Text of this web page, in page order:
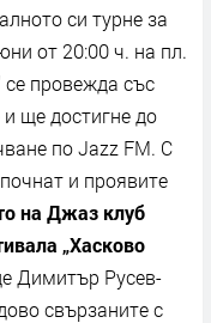
си турне за
от 20:00 ч. на пл.
се провежда със
ще достигне до
по Jazz FM. С
и проявите
на Джаз клуб
„Хасково
Димитър Русев-
свързаните с